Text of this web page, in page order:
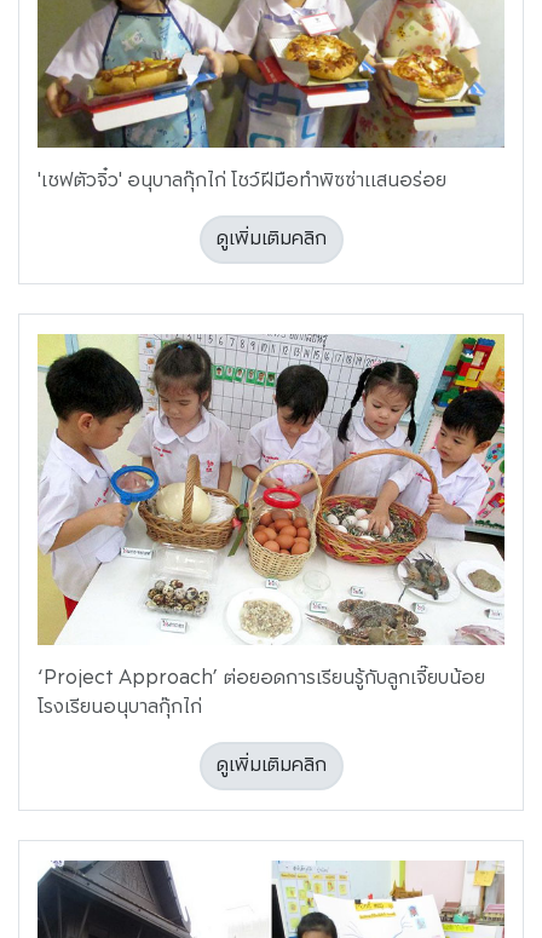
'เชฟตัวจิ๋ว' อนุบาลกุ๊กไก่ โชว์ฝีมือทำพิซซ่าแสนอร่อย
ดูเพิ่มเติมคลิก
‘Project Approach’ ต่อยอดการเรียนรู้กับลูกเจี๊ยบน้อย
โรงเรียนอนุบาลกุ๊กไก่
ดูเพิ่มเติมคลิก